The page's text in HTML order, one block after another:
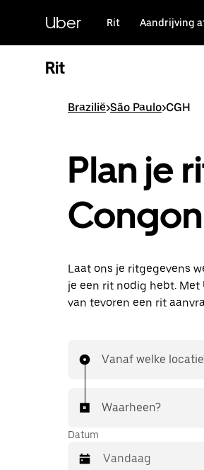
hoofdinhoudUber Rit Aandrijving
Rit
Brazilië>São Paulo>CGH
Plan je
Laat ons je ritgegevens
je een rit nodig hebt. Met
van tevoren een rit
Vanaf welke
Waarheen?
Datum